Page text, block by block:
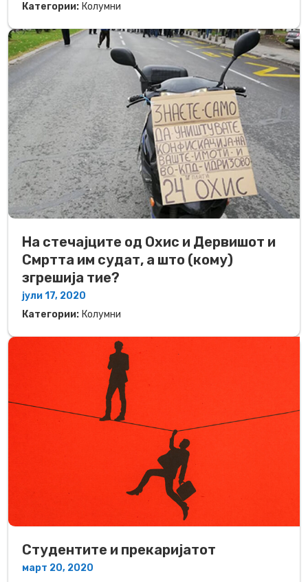
Категории: Колумни
На стечајците од Охис и Дервишот и
Смртта им судат, а што (кому)
згрешија тие?
јули 17, 2020
Категории: Колумни
Студентите и прекаријатот
март 20, 2020